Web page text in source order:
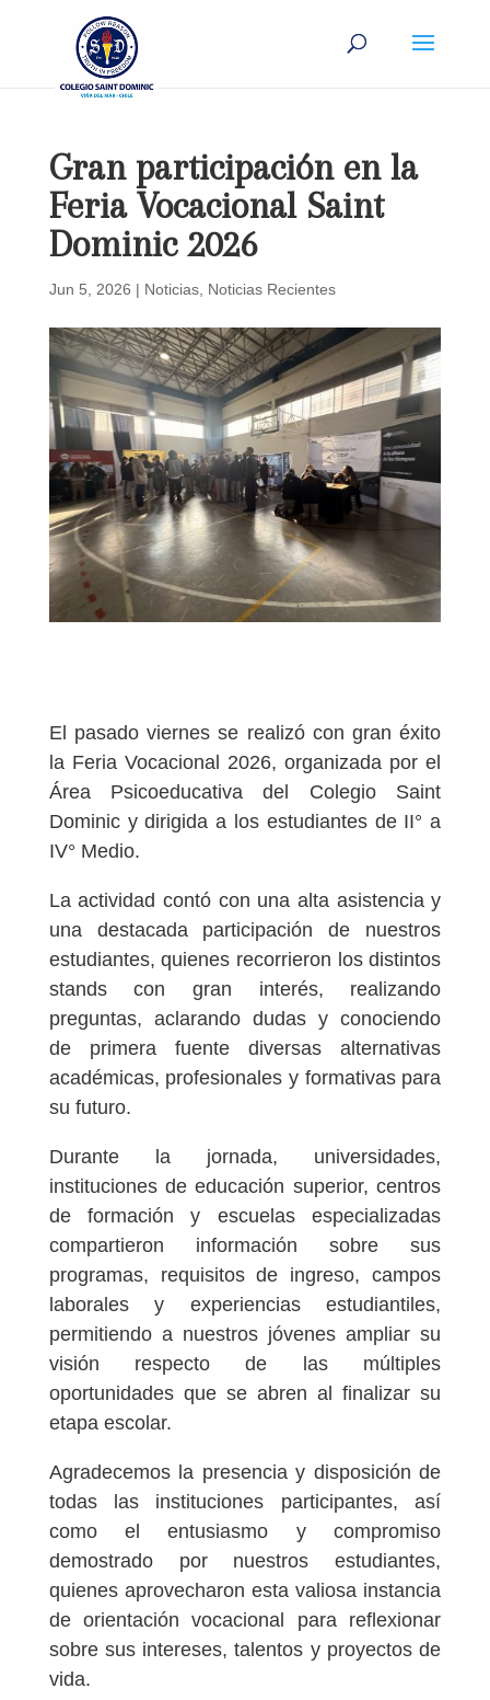
Gran participación en la
Feria Vocacional Saint
Dominic 2026
Jun 5, 2026 | Noticias, Noticias Recientes
El pasado viernes se realizó con gran éxito
la Feria Vocacional 2026, organizada por el
Área Psicoeducativa del Colegio Saint
Dominic y dirigida a los estudiantes de II° a
IV° Medio.
La actividad contó con una alta asistencia y
una destacada participación de nuestros
estudiantes, quienes recorrieron los distintos
stands con gran interés, realizando
preguntas, aclarando dudas y conociendo
de primera fuente diversas alternativas
académicas, profesionales y formativas para
su futuro.
Durante la jornada, universidades,
instituciones de educación superior, centros
de formación y escuelas especializadas
compartieron información sobre sus
programas, requisitos de ingreso, campos
laborales y experiencias estudiantiles,
permitiendo a nuestros jóvenes ampliar su
visión respecto de las múltiples
oportunidades que se abren al finalizar su
etapa escolar.
Agradecemos la presencia y disposición de
todas las instituciones participantes, así
como el entusiasmo y compromiso
demostrado por nuestros estudiantes,
quienes aprovecharon esta valiosa instancia
de orientación vocacional para reflexionar
sobre sus intereses, talentos y proyectos de
vida.